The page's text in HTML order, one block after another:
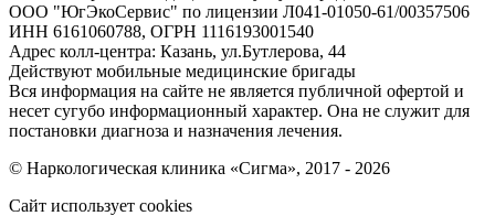
ООО "ЮгЭкоСервис" по лицензии Л041-01050-61/00357506
ИНН 6161060788, ОГРН 1116193001540
Адрес колл-центра: Казань, ул.Бутлерова, 44
Действуют мобильные медицинские бригады
Вся информация на сайте не является публичной офертой и
несет сугубо информационный характер. Она не служит для
постановки диагноза и назначения лечения.
© Наркологическая клиника «Сигма», 2017 - 2026
Сайт использует cookies